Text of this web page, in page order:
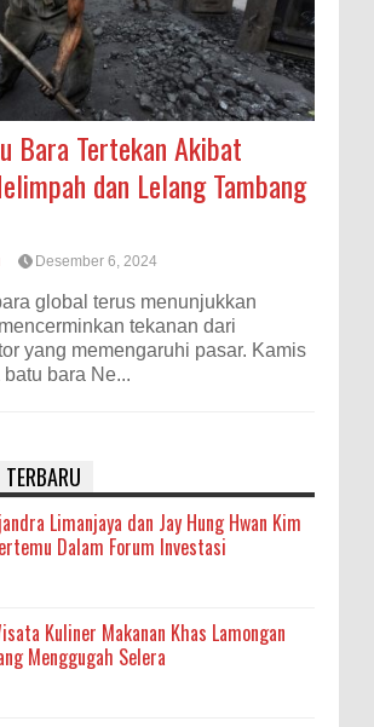
Bara Tertekan Akibat
dan Lelang Tambang
Desember 6, 2024
global terus menunjukkan
tekanan dari
yang memengaruhi pasar. Kamis
bara Ne...
TERBARU
Limanjaya dan Jay Hung Hwan Kim
Dalam Forum Investasi
Kuliner Makanan Khas Lamongan
Menggugah Selera